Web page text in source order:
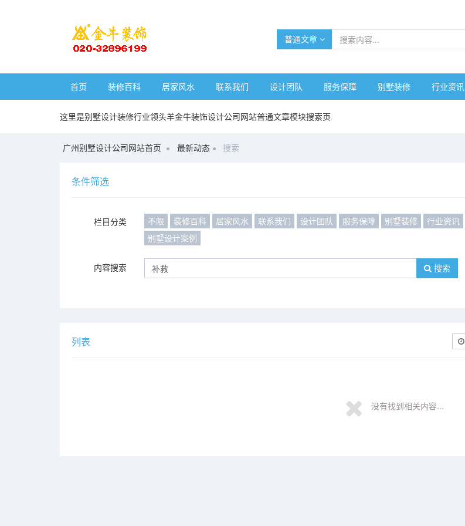
普通文章
首页 装修百科 居家风水 联系我们 设计团队 服务保障 别墅装修 行业资讯
这里是别墅设计装修行业领头羊金牛装饰设计公司网站普通文章模块搜索页
广州别墅设计公司网站首页 最新动态 搜索
条件筛选
栏目分类 不限 装修百科 居家风水 联系我们 设计团队 服务保障 别墅装修 行业资讯
别墅设计案例
内容搜索 搜索
列表
没有找到相关内容...